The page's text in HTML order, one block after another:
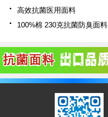
高效抗菌医用面料
100%棉 230克抗菌防臭面料